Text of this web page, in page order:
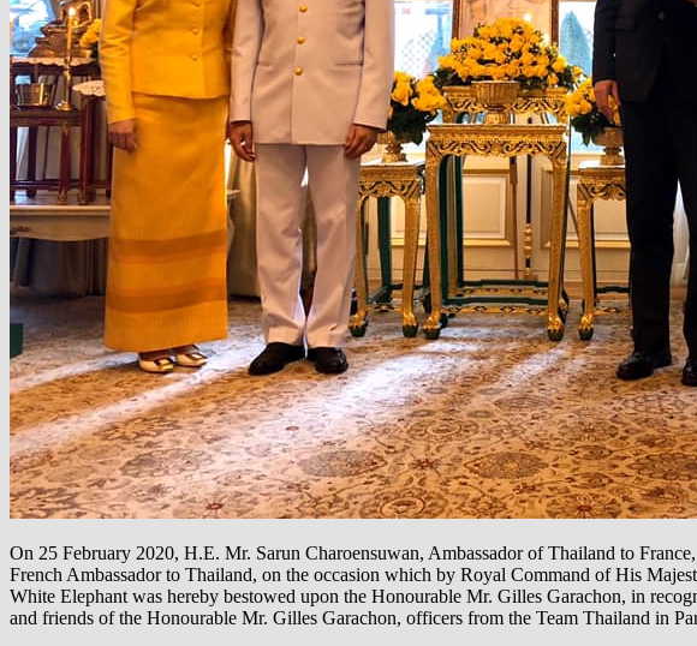
On 25 February 2020, H.E. Mr. Sarun Charoensuwan, Ambassador of Thailand to
French Ambassador to Thailand, on the occasion which by Royal Command of His
White Elephant was hereby bestowed upon the Honourable Mr. Gilles Garachon, in
and friends of the Honourable Mr. Gilles Garachon, officers from the Team Thailand in